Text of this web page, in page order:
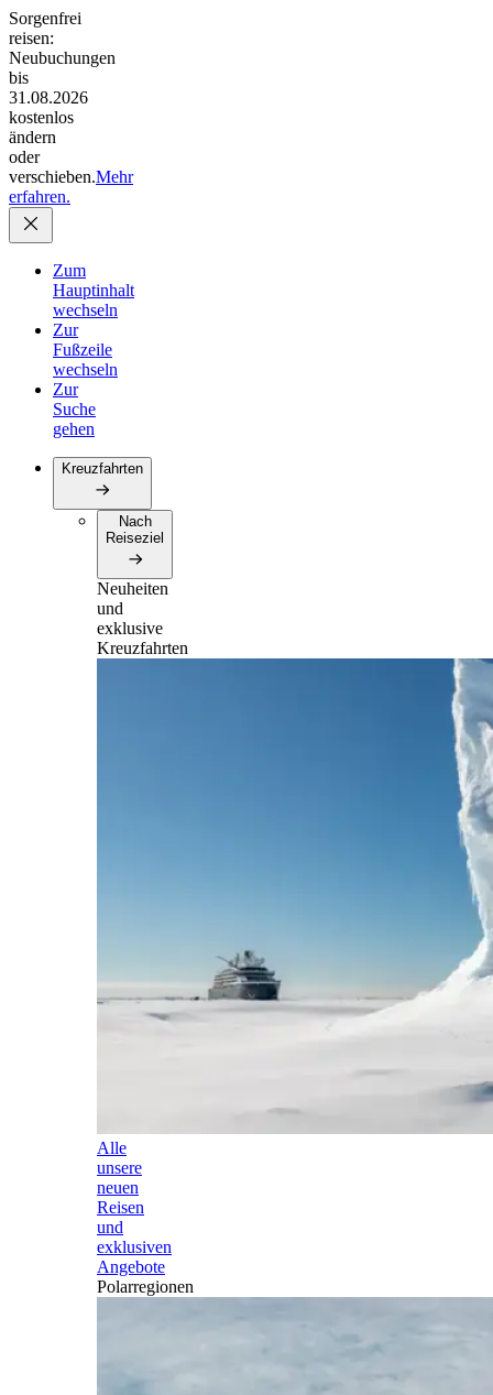
Sorgenfrei
reisen:
Neubuchungen
bis
31.08.2026
kostenlos
ändern
oder
verschieben.Mehr
erfahren.
Zum
Hauptinhalt
wechseln
Zur
Fußzeile
wechseln
Zur
Suche
gehen
Kreuzfahrten
Nach
Reiseziel
Neuheiten
und
exklusive
Kreuzfahrten
Alle
unsere
neuen
Reisen
und
exklusiven
Angebote
Polarregionen